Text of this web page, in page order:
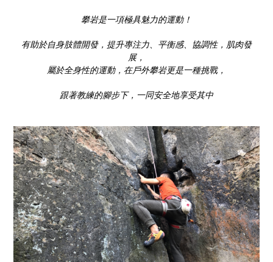
攀岩是一項極具魅力的運動！
有助於自身肢體開發，提升專注力、平衡感、協調性，肌肉發
展，
屬於全身性的運動，在戶外攀岩更是一種挑戰，
跟著教練的腳步下，一同安全地享受其中